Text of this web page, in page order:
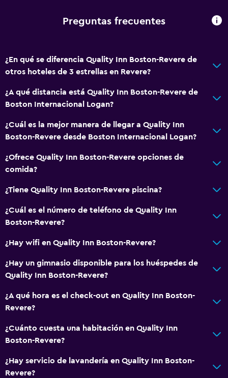
Preguntas frecuentes
¿En qué se diferencia Quality Inn Boston-Revere de
otros hoteles de 3 estrellas en Revere?
¿A qué distancia está Quality Inn Boston-Revere de
Boston Internacional Logan?
¿Cuál es la mejor manera de llegar a Quality Inn
Boston-Revere desde Boston Internacional Logan?
¿Ofrece Quality Inn Boston-Revere opciones de
comida?
¿Tiene Quality Inn Boston-Revere piscina?
¿Cuál es el número de teléfono de Quality Inn
Boston-Revere?
¿Hay wifi en Quality Inn Boston-Revere?
¿Hay un gimnasio disponible para los huéspedes de
Quality Inn Boston-Revere?
¿A qué hora es el check-out en Quality Inn Boston-
Revere?
¿Cuánto cuesta una habitación en Quality Inn
Boston-Revere?
¿Hay servicio de lavandería en Quality Inn Boston-
Revere?